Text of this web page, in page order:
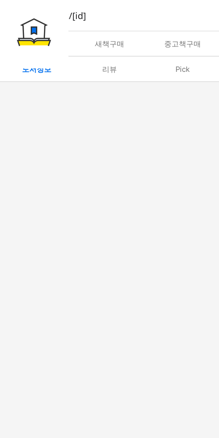
book/rent/[id]
대여 새책구매 중고책구매
도서정보 리뷰 Pick